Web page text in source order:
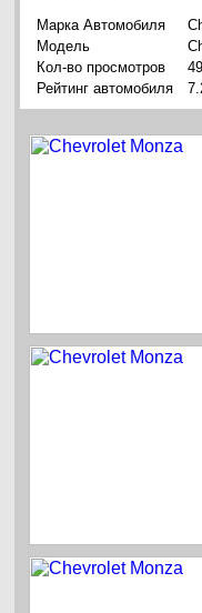
Марка Автомобиля
Модель
Кол-во просмотров
Рейтинг автомобиля